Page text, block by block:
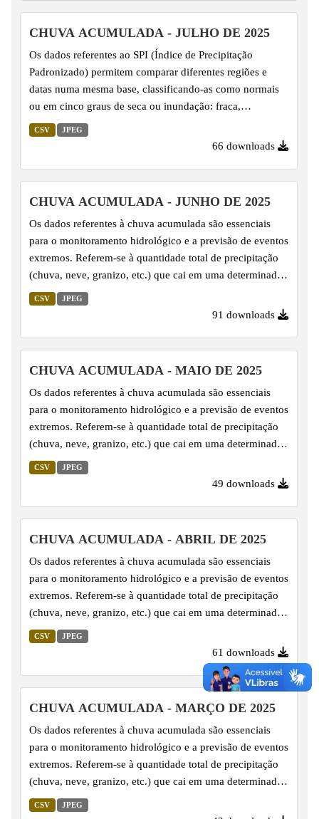
CHUVA ACUMULADA - JULHO DE 2025
Os dados referentes ao SPI (Índice de Precipitação
Padronizado) permitem comparar diferentes regiões e
datas numa mesma base, classificando-as como normais
ou em cinco graus de seca ou inundação: fraca,
moderada, grave, extrema e excepcional. O SPI é
calculado com base na série histórica de precipitação,
climatologia para monitorar e comparar anomalias de
precipitação de modo abrangente, facilitando a
identificação de condições de seca...
CSV JPEG
66 downloads
CHUVA ACUMULADA - JUNHO DE 2025
Os dados referentes à chuva acumulada são essenciais
para o monitoramento hidrológico e a previsão de eventos
extremos. Referem-se à quantidade total de precipitação
(chuva, neve, granizo, etc.) que cai em uma determinada
área durante um período específico, registrada em pontos
de monitoramento.
CSV JPEG
91 downloads
CHUVA ACUMULADA - MAIO DE 2025
Os dados referentes à chuva acumulada são essenciais
para o monitoramento hidrológico e a previsão de eventos
extremos. Referem-se à quantidade total de precipitação
(chuva, neve, granizo, etc.) que cai em uma determinada
área durante um período específico, registrada em pontos
de monitoramento.
CSV JPEG
49 downloads
CHUVA ACUMULADA - ABRIL DE 2025
Os dados referentes à chuva acumulada são essenciais
para o monitoramento hidrológico e a previsão de eventos
extremos. Referem-se à quantidade total de precipitação
(chuva, neve, granizo, etc.) que cai em uma determinada
área durante um período específico, registrada em pontos
de monitoramento.
CSV JPEG
61 downloads
CHUVA ACUMULADA - MARÇO DE 2025
Os dados referentes à chuva acumulada são essenciais
para o monitoramento hidrológico e a previsão de eventos
extremos. Referem-se à quantidade total de precipitação
(chuva, neve, granizo, etc.) que cai em uma determinada
área durante um período específico, registrada em pontos
de monitoramento.
CSV JPEG